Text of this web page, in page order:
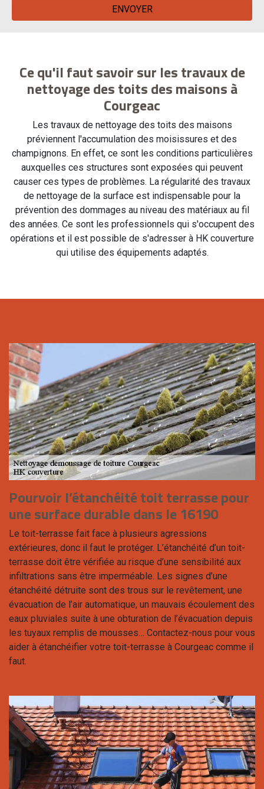
Ce qu'il faut savoir sur les travaux de
nettoyage des toits des maisons à
Courgeac
Les travaux de nettoyage des toits des maisons
préviennent l'accumulation des moisissures et des
champignons. En effet, ce sont les conditions particulières
auxquelles ces structures sont exposées qui peuvent
causer ces types de problèmes. La régularité des travaux
de nettoyage de la surface est indispensable pour la
prévention des dommages au niveau des matériaux au fil
des années. Ce sont les professionnels qui s'occupent des
opérations et il est possible de s'adresser à HK couverture
qui utilise des équipements adaptés.
Pourvoir l’étanchéité toit terrasse pour
une surface durable dans le 16190
Le toit-terrasse fait face à plusieurs agressions
extérieures, donc il faut le protéger. L’étanchéité d’un toit-
terrasse doit être vérifiée au risque d’une sensibilité aux
infiltrations sans être imperméable. Les signes d’une
étanchéité détruite sont des trous sur le revêtement, une
évacuation de l’air automatique, un mauvais écoulement des
eaux pluviales suite à une obturation de l’évacuation depuis
les tuyaux remplis de mousses… Contactez-nous pour vous
aider à étanchéifier votre toit-terrasse à Courgeac comme il
faut.